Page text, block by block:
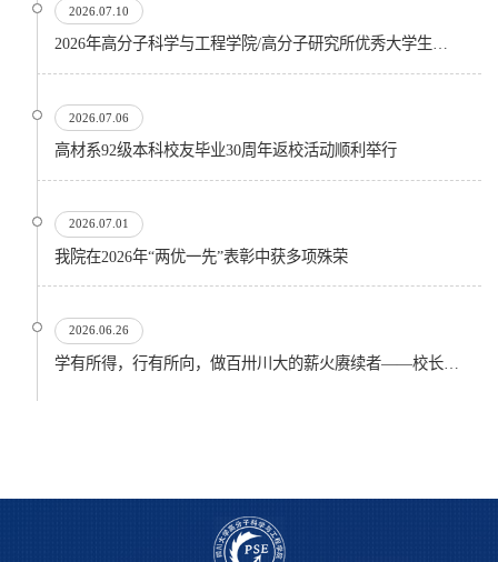
2026.07.10
2026年高分子科学与工程学院/高分子研究所优秀大学生暑期夏令营顺利开营
2026.07.06
高材系92级本科校友毕业30周年返校活动顺利举行
2026.07.01
我院在2026年“两优一先”表彰中获多项殊荣
2026.06.26